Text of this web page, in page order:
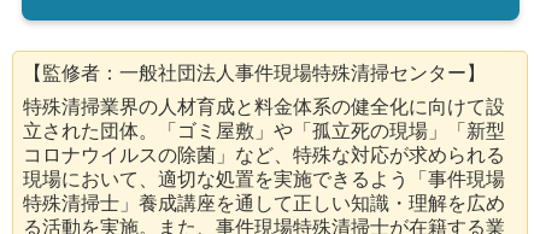
【監修者：一般社団法人事件現場特殊清掃センター】
特殊清掃業界の人材育成と料金体系の健全化に向けて設
立された団体。「ゴミ屋敷」や「孤立死の現場」「新型
コロナウイルスの除菌」など、特殊な対応が求められる
現場において、適切な処置を実施できるよう「事件現場
特殊清掃士」養成講座を通して正しい知識・理解を広め
る活動を実施。また、事件現場特殊清掃士が在籍する業